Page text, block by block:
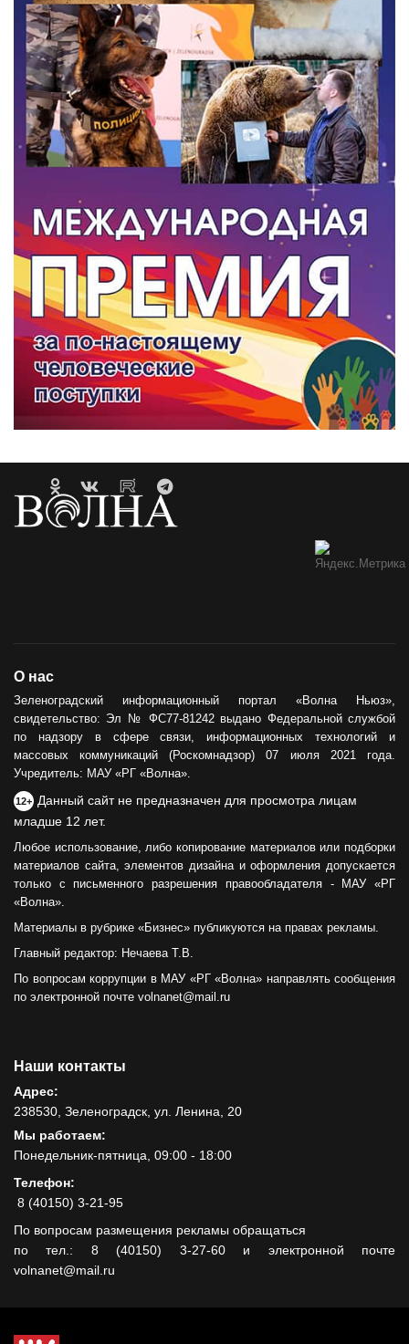
О нас
Зеленоградский информационный портал «Волна Ньюз»,
свидетельство: Эл № ФС77-81242 выдано Федеральной службой
по надзору в сфере связи, информационных технологий и
массовых коммуникаций (Роскомнадзор) 07 июля 2021 года.
Учредитель: МАУ «РГ «Волна».
12+ Данный сайт не предназначен для просмотра лицам
младше 12 лет.
Любое использование, либо копирование материалов или подборки
материалов сайта, элементов дизайна и оформления допускается
только с письменного разрешения правообладателя - МАУ «РГ
«Волна».
Материалы в рубрике «Бизнес» публикуются на правах рекламы.
Главный редактор: Нечаева Т.В.
По вопросам коррупции в МАУ «РГ «Волна» направлять сообщения
по электронной почте volnanet@mail.ru
Наши контакты
Адрес:
238530, Зеленоградск, ул. Ленина, 20
Мы работаем:
Понедельник-пятница, 09:00 - 18:00
Телефон:
8 (40150) 3-21-95
По вопросам размещения рекламы обращаться
по тел.: 8 (40150) 3-27-60 и электронной почте
volnanet@mail.ru